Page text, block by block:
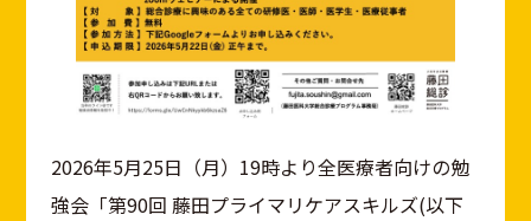
2026年5月25日（月）19時より全医療者向けの勉
強会「第90回 藤田プライマリケアスキルズ(以下